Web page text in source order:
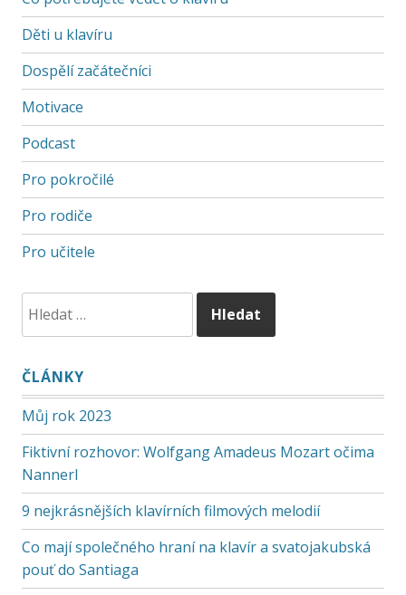
Děti u klavíru
Dospělí začátečníci
Motivace
Podcast
Pro pokročilé
Pro rodiče
Pro učitele
ČLÁNKY
Můj rok 2023
Fiktivní rozhovor: Wolfgang Amadeus Mozart očima
Nannerl
9 nejkrásnějších klavírních filmových melodií
Co mají společného hraní na klavír a svatojakubská
pouť do Santiaga